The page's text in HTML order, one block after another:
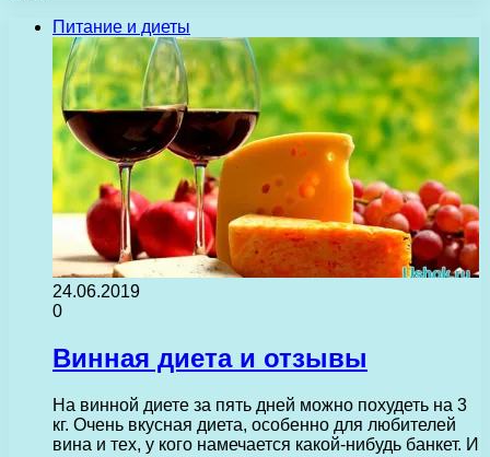
Питание и диеты
24.06.2019
0
Винная диета и отзывы
На винной диете за пять дней можно похудеть на 3
кг. Очень вкусная диета, особенно для любителей
вина и тех, у кого намечается какой-нибудь банкет. И